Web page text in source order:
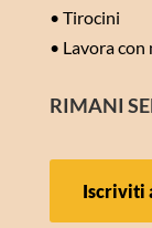
• Tirocini
• Lavora con
RIMANI
Iscriviti